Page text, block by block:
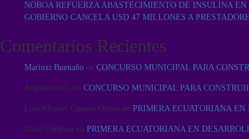
NOBOA REFUERZA ABASTECIMIENTO DE INSULINA
GOBIERNO CANCELA USD 47 MILLONES A
Comentarios Recientes
Mariuxi Buenaño en CONCURSO MUNICIPAL PARA
Arquitecto C. en CONCURSO MUNICIPAL PARA
Luis e Isabel Casares Ochoa en PRIMERA ECUATORIANA
Elvia Córdova en PRIMERA ECUATORIANA EN